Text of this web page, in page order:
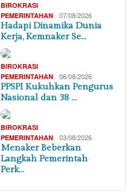
BIROKRASI
PEMERINTAHAN
07/08/2026
Hadapi Dinamika Dunia
Kerja, Kemnaker Se…
BIROKRASI
PEMERINTAHAN
06/08/2026
PPSPI Kukuhkan Pengurus
Nasional dan 38 …
BIROKRASI
PEMERINTAHAN
03/08/2026
Menaker Beberkan
Langkah Pemerintah
Perk…